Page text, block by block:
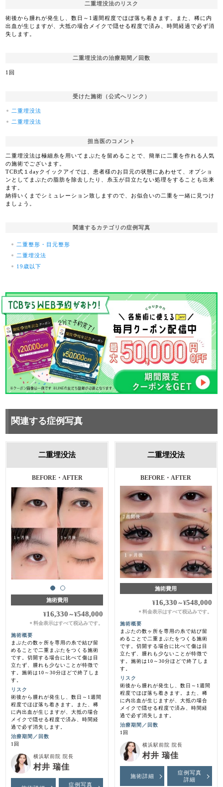
二重埋没法のリスク
術後から腫れが発生し、数日～1週間程度でほぼ落ち着きます。また、稀に内
出血が生じますが、大抵の場合メイクで隠せる程度で済み、時間経過で必ず消
失します。
二重埋没法の治療期間／回数
1回
受けた施術（公式へリンク）
二重埋没法
二重埋没法
担当医のコメント
二重埋没法は極細糸を用いてまぶたを留めることで、簡単に二重を作れる人気
の施術でございます。
TCB式１dayクイックアイでは、患者様のお目元の状態にあわせて、オプショ
ンとしてまぶたの脂肪を除去したり、糸玉が目立たない処理をすることも出来
ます。
納得いくまでシミュレーション致しますので、お似合いの二重を一緒に見つけ
ましょう。
関連するカテゴリの症例写真
二重整形・目元整形
二重埋没法
19歳以下
関連する症例写真
二重埋没法
施術前・1ヵ月後
施術費用
¥16,330 ～¥548,000
＊料金表示はすべて税込みです。
施術概要
まぶたの数ヶ所を専用の糸で結び留
めることで二重まぶたをつくる施術
です。切開する場合に比べて傷は目
立たず、腫れも少ないことが特徴で
す。施術は10～30分ほどで終了しま
す。
リスク
術後から腫れが発生し、数日～1週間
程度でほぼ落ち着きます。また、稀
に内出血が生じますが、大抵の場合
メイクで隠せる程度で済み、時間経
過で必ず消失します。
治療期間／回数
1回
横浜駅前院 院長
村井 瑞佳
症例写真
二重埋没法
BEFORE・AFTER
施術費用
¥16,330 ～¥548,000
＊ 料金表示はすべて税込みです。
施術概要
まぶたの数ヶ所を専用の糸で結び留
めることで二重まぶたをつくる施術
です。切開する場合に比べて傷は目
立たず、腫れも少ないことが特徴で
す。施術は10～30分ほどで終了しま
す。
リスク
術後から腫れが発生し、数日～1週間
程度でほぼ落ち着きます。また、稀
に内出血が生じますが、大抵の場合
メイクで隠せる程度で済み、時間経
過で必ず消失します。
治療期間／回数
1回
横浜駅前院 院長
村井 瑞佳
施術詳細
症例写真
詳細